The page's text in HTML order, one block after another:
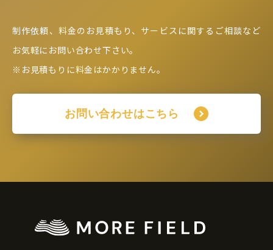
制作依頼、料金のお見積もり、サービスに関するご相談など
お気軽にお問い合わせ下さい。
※お見積もりに料金はかかりません。
お問い合わせはこちら